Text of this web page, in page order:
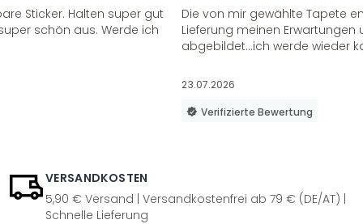
Sticker. Halten super gut
schön aus. Werde ich
Die von mir gewählte Tapete
Lieferung meinen Erwartungen
abgebildet...ich werde wieder
23.07.2026
Verifizierte Bewertung
VERSANDKOSTEN
5,90 € Versand | Versandkostenfrei ab 79 € (DE/AT) |
Schnelle Lieferung